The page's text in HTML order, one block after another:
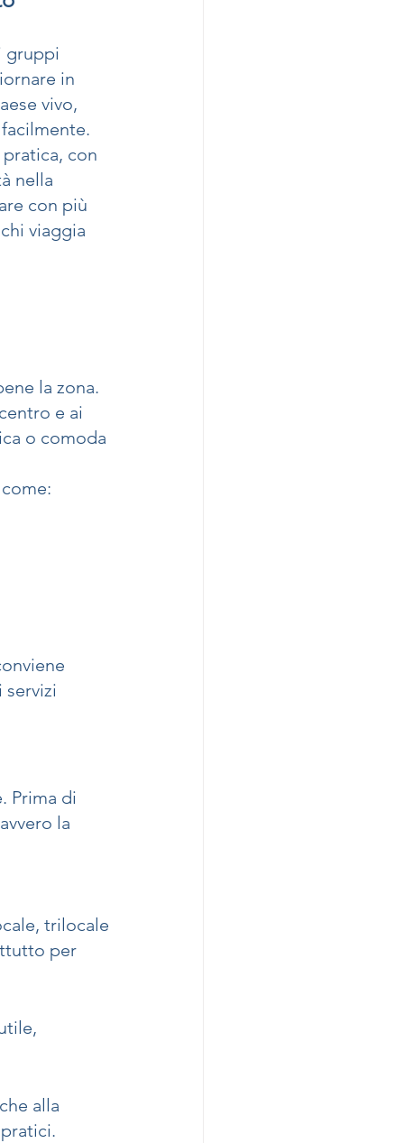
gruppi
in
vivo,
con
nella
con più
viaggia
la zona.
e ai
o comoda
servizi
Prima di
la
trilocale
per
alla